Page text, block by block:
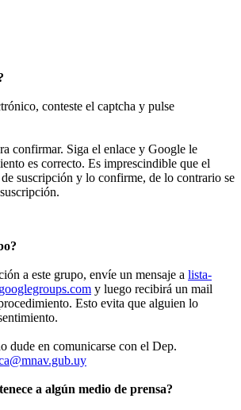
conteste el captcha y pulse
confirmar. Siga el enlace y Google le
es correcto. Es imprescindible que el
suscripción y lo confirme, de lo contrario se
a este grupo, envíe un mensaje a lista-
y luego recibirá un mail
Esto evita que alguien lo
dude en comunicarse con el Dep.
a algún medio de prensa?